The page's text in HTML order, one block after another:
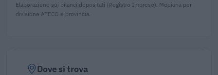
Elaborazione sui bilanci depositati (Registro Imprese). Mediana per
divisione ATECO e provincia.
Dove si trova